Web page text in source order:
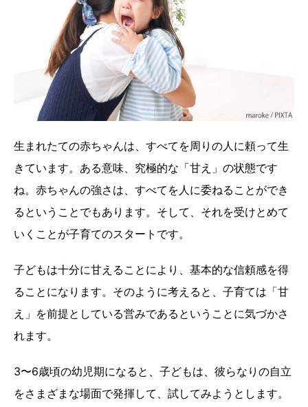
生まれたての赤ちゃんは、すべてを周りの人に頼って生
きています。ある意味、究極的な「甘え」の状態です
ね。赤ちゃんの強さは、すべてを人に委ねることができ
るということでもあります。そして、それを受けとめて
いくことが子育てのスタートです。
子どもは十分に甘えることにより、基本的な信頼感を得
ることになります。そのように考えると、子育ては「甘
え」を前提としている営みであるということに気づかさ
れます。
3〜6歳頃の幼児期になると、子どもは、彼らなりの自立
をさまざまな場面で発揮して、試してみようとします。